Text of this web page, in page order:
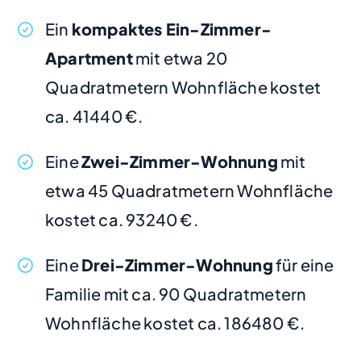
Ein kompaktes Ein-Zimmer-
Apartmentmit etwa 20
Quadratmetern Wohnfläche kostet
ca. 41440 €.
EineZwei-Zimmer-Wohnung mit
etwa 45 Quadratmetern Wohnfläche
kostet ca. 93240 €.
EineDrei-Zimmer-Wohnungfür eine
Familie mit ca. 90 Quadratmetern
Wohnfläche kostet ca. 186480 €.